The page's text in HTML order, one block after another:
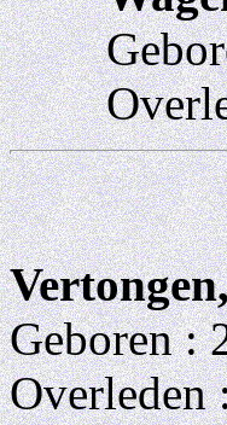
Geboren :
Overleden